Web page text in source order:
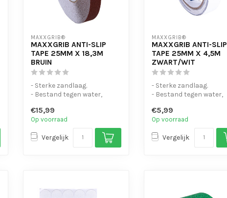
MAXXGRIB®
MAXXGRIB ANTI-SLIP
TAPE 25MM X 18,3M
BRUIN
- Sterke zandlaag.
- Bestand tegen water,
- Is eenvo...
€15,99
Op voorraad
Vergelijk
MAXXGRIB®
MAXXGRIB ANTI-SLIP
TAPE 25MM X 4,5M
ZWART/WIT
- Sterke zandlaag.
- Bestand tegen water,
- Is eenvo...
€5,99
Op voorraad
Vergelijk